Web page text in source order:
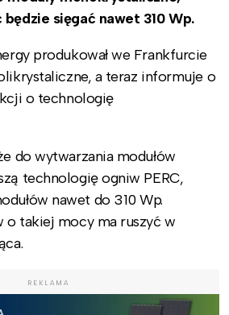
sięgać nawet 310 Wp.
produkował we Frankfurcie
a teraz informuje o
o technologię
do wytwarzania modułów
technologię ogniw PERC,
nawet do 310 Wp.
o takiej mocy ma ruszyć w
REKLAMA